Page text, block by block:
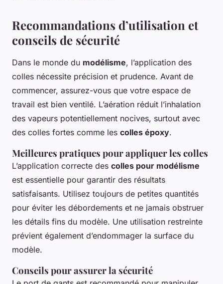
Recommandations d’utilisation et
conseils de sécurité
Dans le monde du modélisme, l’application des
colles nécessite précision et prudence. Avant de
commencer, assurez-vous que votre espace de
travail est bien ventilé. L’aération réduit l’inhalation
des vapeurs potentiellement nocives, surtout avec
des colles fortes comme les colles époxy.
Meilleures pratiques pour appliquer les colles
L’application correcte des colles pour modélisme
est essentielle pour garantir des résultats
satisfaisants. Utilisez toujours de petites quantités
pour éviter les débordements et ne jamais obstruer
les détails fins du modèle. Une utilisation restreinte
prévient également d’endommager la surface du
modèle.
Conseils pour assurer la sécurité